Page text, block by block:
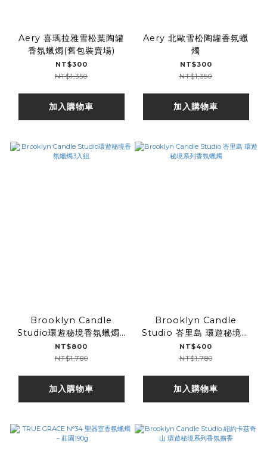
Aery 喜瑪拉雅雪松葉陶罐
香氛蠟燭(舊包裝賣場)
NT$300
NT$1,350
加入購物車
Aery 北歐雪松陶罐香氛蠟
燭
NT$300
NT$1,350
加入購物車
Brooklyn Candle
Studio環遊秘境香氛蠟燭3
入組
NT$800
NT$1,780
加入購物車
Brooklyn Candle
Studio 峇里島 環遊秘境系
列香氛蠟燭
NT$400
NT$1,780
加入購物車